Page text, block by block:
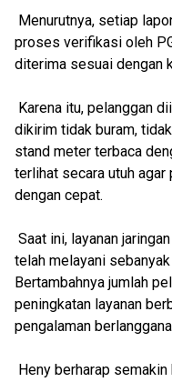
Menurutnya, setiap
proses verifikasi oleh
diterima sesuai dengan
Karena itu, pelanggan
dikirim tidak buram,
stand meter terbaca
terlihat secara utuh
dengan cepat.
Saat ini, layanan
telah melayani
Bertambahnya jumlah
peningkatan layanan
pengalaman
Heny berharap